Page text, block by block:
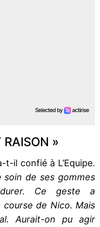
RAISON »
t-il confié à L’Equipe.
de ses gommes
Ce geste a
de Nico. Mais
Aurait-on pu agir